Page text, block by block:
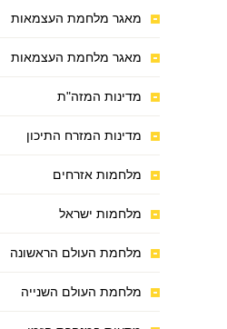
מאגר מלחמת העצמאות
מאגר מלחמת העצמאות
מדינות המזה"ת
מדינות המזרח התיכון
מלחמות אזרחים
מלחמות ישראל
מלחמת העולם הראשונה
מלחמת העולם השנייה